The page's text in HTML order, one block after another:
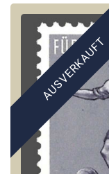
AUSVERKAUFT